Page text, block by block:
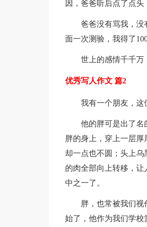
因，爸爸听后点了点
爸爸没有骂我，没
面一次测验，我得了100
世上的感情千千万
优秀写人作文 篇2
我有一个朋友，这
他的胖可是出了名
胖的身上，穿上一层
却一点也不圆；头上乌
的肉全部向上转移，
中之一了。
胖，也常被我们
始了，他作为我们学